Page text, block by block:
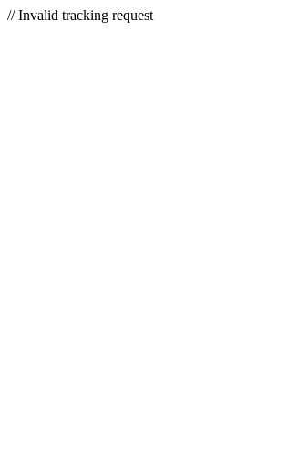
// Invalid tracking request